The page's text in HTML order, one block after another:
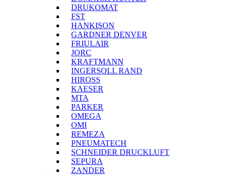
DRUKOMAT
FST
HANKISON
GARDNER DENVER
FRIULAIR
JORC
KRAFTMANN
INGERSOLL RAND
HIROSS
KAESER
MTA
PARKER
OMEGA
OMI
REMEZA
PNEUMATECH
SCHNEIDER DRUCKLUFT
SEPURA
ZANDER